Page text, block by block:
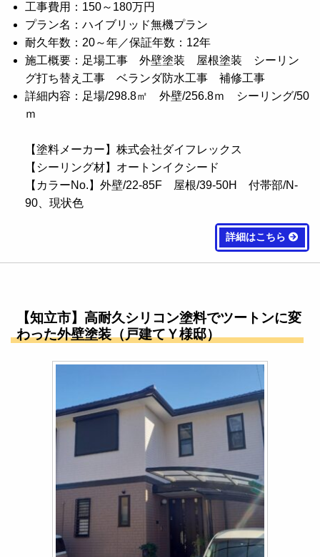
工事費用：150～180万円
プラン名：ハイブリッド無機プラン
耐久年数：20～年／保証年数：12年
施工概要：足場工事 外壁塗装 屋根塗装 シーリン
グ打ち替え工事 ベランダ防水工事 補修工事
詳細内容：足場/298.8㎡ 外壁/256.8ｍ シーリング/50
ｍ
【塗料メーカー】株式会社ダイフレックス
【シーリング材】オートンイクシード
【カラーNo.】外壁/22-85F 屋根/39-50H 付帯部/N-
90、現状色
詳細はこちら
【知立市】高耐久シリコン塗料でツートンに変
わった外壁塗装（戸建てＹ様邸）